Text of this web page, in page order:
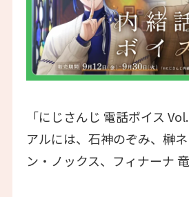
「にじさんじ 電話ボイス
アルには、石神のぞみ、榊
ン・ノックス、フィナーナ